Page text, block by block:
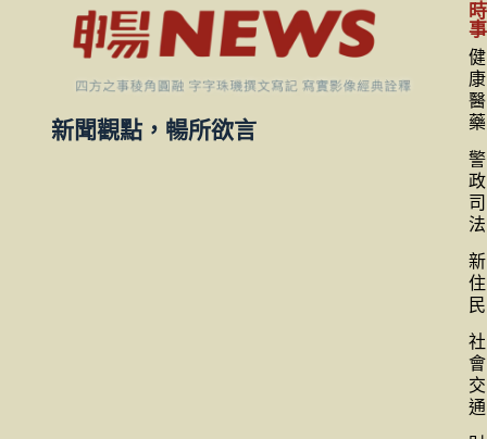
新聞觀點，暢所欲言
時
事
健
康
醫
藥
警
政
司
法
新
住
民
社
會
交
通